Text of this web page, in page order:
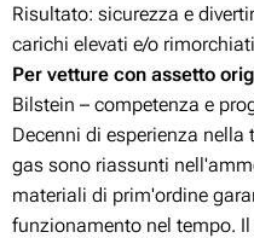
Risultato: sicurezza e
carichi elevati e/o
Per vetture con assetto
Bilstein – competenza e
Decenni di esperienza
gas sono riassunti
materiali di prim'ordine
funzionamento nel tempo.